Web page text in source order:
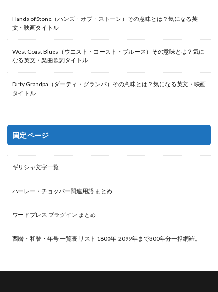
Hands of Stone（ハンズ・オブ・ストーン）その意味とは？気になる英
文・映画タイトル
West Coast Blues（ウエスト・コースト・ブルース）その意味とは？気に
なる英文・楽曲歌詞タイトル
Dirty Grandpa（ダーティ・グランパ）その意味とは？気になる英文・映画
タイトル
固定ページ
ギリシャ文字一覧
ハーレー・チョッパー関連用語 まとめ
ワードプレス プラグイン まとめ
西暦・和暦・年号 一覧表 リスト 1800年-2099年まで300年分一括網羅。